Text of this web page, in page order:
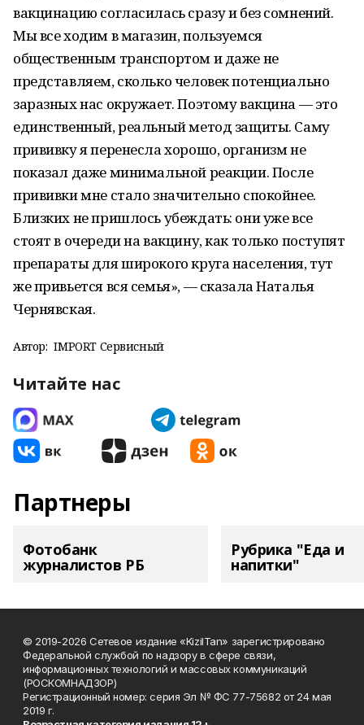
вакцинацию согласилась сразу и без сомнений.
Мы все ходим в магазин, пользуемся
общественным транспортом и даже не
представляем, сколько человек потенциально
заразных нас окружает. Поэтому вакцина — это
единственный, реальный метод защиты. Саму
прививку я перенесла хорошо, организм не
показал даже минимальной реакции. После
прививки мне стало значительно спокойнее.
Близких не пришлось убеждать: они уже все
стоят в очереди на вакцину, как только поступят
препараты для широкого круга населения, тут
же привьется вся семья», — сказала Наталья
Чернявская.
Автор: IMPORT Сервисный
Читайте нас
Партнеры
Фотобанк
журналистов РБ
Рубрика "Еда и
напитки"
© 2019-2026 Сетевое издание «KizilTan» зарегистрировано
Федеральной службой по надзору в сфере связи,
информационных технологий и массовых коммуникаций
(РОСКОМНАДЗОР)
Регистрационный номер: серия Эл № ФС 77-75682 от 24 мая
2019 г.